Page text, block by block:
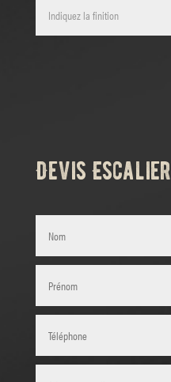
Devis Escalier